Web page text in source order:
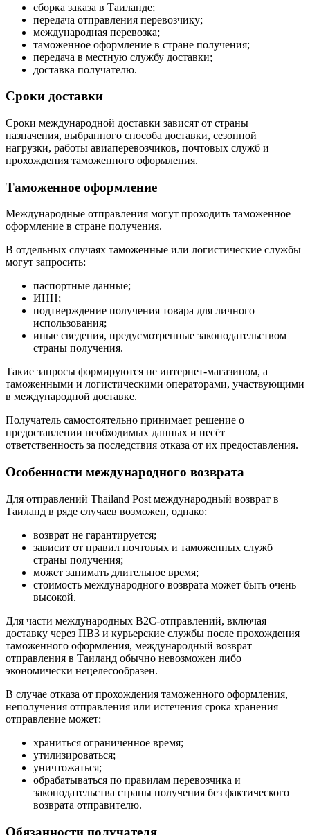
сборка заказа в Таиланде;
передача отправления перевозчику;
международная перевозка;
таможенное оформление в стране получения;
передача в местную службу доставки;
доставка получателю.
Сроки доставки
Сроки международной доставки зависят от страны
назначения, выбранного способа доставки, сезонной
нагрузки, работы авиаперевозчиков, почтовых служб и
прохождения таможенного оформления.
Таможенное оформление
Международные отправления могут проходить таможенное
оформление в стране получения.
В отдельных случаях таможенные или логистические службы
могут запросить:
паспортные данные;
ИНН;
подтверждение получения товара для личного
использования;
иные сведения, предусмотренные законодательством
страны получения.
Такие запросы формируются не интернет-магазином, а
таможенными и логистическими операторами, участвующими
в международной доставке.
Получатель самостоятельно принимает решение о
предоставлении необходимых данных и несёт
ответственность за последствия отказа от их предоставления.
Особенности международного возврата
Для отправлений Thailand Post международный возврат в
Таиланд в ряде случаев возможен, однако:
возврат не гарантируется;
зависит от правил почтовых и таможенных служб
страны получения;
может занимать длительное время;
стоимость международного возврата может быть очень
высокой.
Для части международных B2C-отправлений, включая
доставку через ПВЗ и курьерские службы после прохождения
таможенного оформления, международный возврат
отправления в Таиланд обычно невозможен либо
экономически нецелесообразен.
В случае отказа от прохождения таможенного оформления,
неполучения отправления или истечения срока хранения
отправление может:
храниться ограниченное время;
утилизироваться;
уничтожаться;
обрабатываться по правилам перевозчика и
законодательства страны получения без фактического
возврата отправителю.
Обязанности получателя